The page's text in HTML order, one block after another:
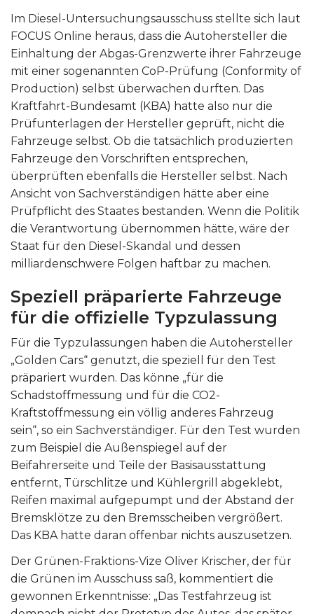
Im Diesel-Untersuchungsausschuss stellte sich laut
FOCUS Online heraus, dass die Autohersteller die
Einhaltung der Abgas-Grenzwerte ihrer Fahrzeuge
mit einer sogenannten CoP-Prüfung (Conformity of
Production) selbst überwachen durften. Das
Kraftfahrt-Bundesamt (KBA) hatte also nur die
Prüfunterlagen der Hersteller geprüft, nicht die
Fahrzeuge selbst. Ob die tatsächlich produzierten
Fahrzeuge den Vorschriften entsprechen,
überprüften ebenfalls die Hersteller selbst. Nach
Ansicht von Sachverständigen hätte aber eine
Prüfpflicht des Staates bestanden. Wenn die Politik
die Verantwortung übernommen hätte, wäre der
Staat für den Diesel-Skandal und dessen
milliardenschwere Folgen haftbar zu machen.
Speziell präparierte Fahrzeuge
für die offizielle Typzulassung
Für die Typzulassungen haben die Autohersteller
„Golden Cars“ genutzt, die speziell für den Test
präpariert wurden. Das könne „für die
Schadstoffmessung und für die CO2-
Kraftstoffmessung ein völlig anderes Fahrzeug
sein“, so ein Sachverständiger. Für den Test wurden
zum Beispiel die Außenspiegel auf der
Beifahrerseite und Teile der Basisausstattung
entfernt, Türschlitze und Kühlergrill abgeklebt,
Reifen maximal aufgepumpt und der Abstand der
Bremsklötze zu den Bremsscheiben vergrößert.
Das KBA hatte daran offenbar nichts auszusetzen.
Der Grünen-Fraktions-Vize Oliver Krischer, der für
die Grünen im Ausschuss saß, kommentiert die
gewonnen Erkenntnisse: „Das Testfahrzeug ist